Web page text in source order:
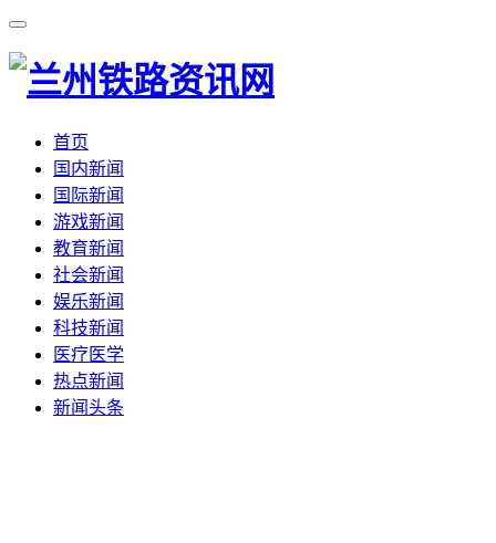
首页
国内新闻
国际新闻
游戏新闻
教育新闻
社会新闻
娱乐新闻
科技新闻
医疗医学
热点新闻
新闻头条